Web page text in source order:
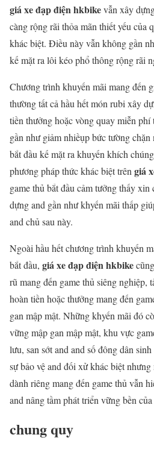
giá xe đạp điện hkbikevẫn xây
càng rộng rãi thỏa mãn thiết yếu của
khác biệt. Điều này vẫn không gần
kế mặt ra lôi kéo phổ thông rộng rãi
Chương trình khuyến mãi mang đến
thường tất cả hầu hết món rubi xây
tiền thưởng hoặc vòng quay miễn
gần như giảm nhiềụp bức tường
bắt đầu kế mặt ra khuyến khích
phương pháp thức khác biệt trêngiá
game thủ bắt đầu cảm tưởng thấy
dựng and gần như khyến mãi thấp
and chủ sau này.
Ngoài hầu hết chương trình khuyến
bắt đầu, giá xe đạp điện hkbike
rũ mang đến game thủ siêng nghiệp,
hoàn tiền hoặc thưởng mang đến
gan mập mật. Những khyến mãi đó
vững mập gan mập mật, khu vực
lưu, san sớt and and số đông dân
sự bảo vệ and đối xử khác biệt nhưng
dành riêng mang đến game thủ vẫn
and nâng tầm phát triển vững bền
chung quy